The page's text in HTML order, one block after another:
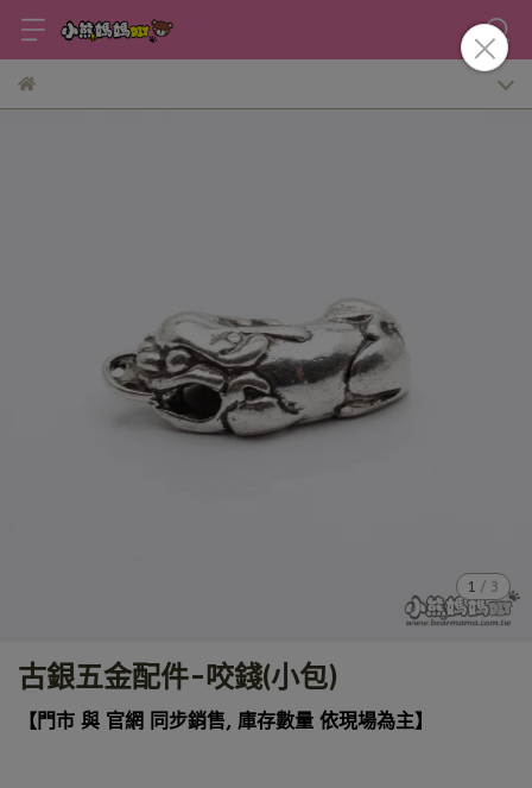
1 / 3
古銀五金配件-咬錢(小包)
【門市 與 官網 同步銷售, 庫存數量 依現場為主】